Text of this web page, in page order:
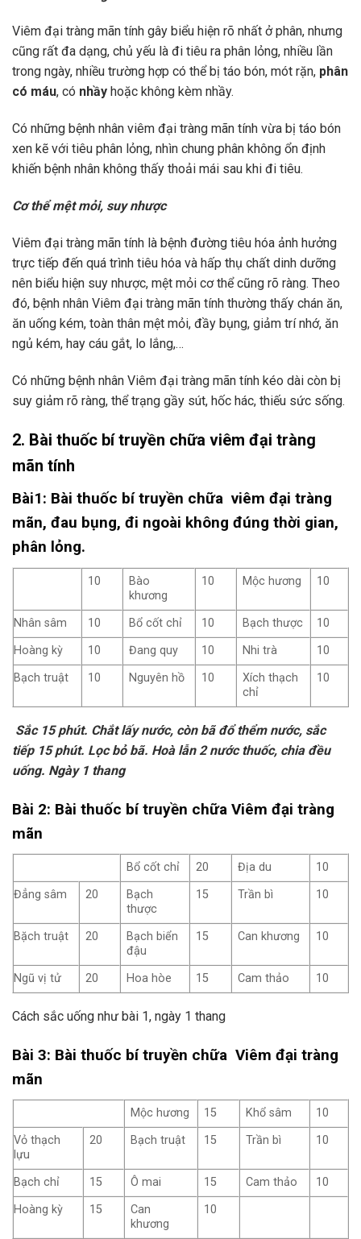
Viêm đại tràng mãn tính gây biểu hiện rõ nhất ở phân, nhưng
cũng rất đa dạng, chủ yếu là đi tiêu ra phân lỏng, nhiều lần
trong ngày, nhiều trường hợp có thể bị táo bón, mót rặn, phân
có máu, có nhầy hoặc không kèm nhầy.
Có những bệnh nhân viêm đại tràng mãn tính vừa bị táo bón
xen kẽ với tiêu phân lỏng, nhìn chung phân không ổn định
khiến bệnh nhân không thấy thoải mái sau khi đi tiêu.
Cơ thể mệt mỏi, suy nhược
Viêm đại tràng mãn tính là bệnh đường tiêu hóa ảnh hưởng
trực tiếp đến quá trình tiêu hóa và hấp thụ chất dinh dưỡng
nên biểu hiện suy nhược, mệt mỏi cơ thể cũng rõ ràng. Theo
đó, bệnh nhân Viêm đại tràng mãn tính thường thấy chán ăn,
ăn uống kém, toàn thân mệt mỏi, đầy bụng, giảm trí nhớ, ăn
ngủ kém, hay cáu gắt, lo lắng,…
Có những bệnh nhân Viêm đại tràng mãn tính kéo dài còn bị
suy giảm rõ ràng, thể trạng gầy sút, hốc hác, thiếu sức sống.
2. Bài thuốc bí truyền chữa viêm đại tràng
mãn tính
Bài1: Bài thuốc bí truyền chữa viêm đại tràng
mãn, đau bụng, đi ngoài không đúng thời gian,
phân lỏng.
10
Bào
khương
10 Mộc hương 10
Nhân sâm 10 Bổ cốt chỉ 10 Bạch thược
10
Hoàng kỳ
10 Đang quy 10 Nhi trà
10
Bạch truật
10 Nguyên hồ 10
Xích thạch
chỉ
10
Sắc 15 phút. Chắt lấy nước, còn bã đổ thểm nước, sắc
tiếp 15 phút. Lọc bỏ bã. Hoà lẫn 2 nước thuốc, chia đều
uống. Ngày 1 thang
Bài 2: Bài thuốc bí truyền chữa Viêm đại tràng
mãn
Bổ cốt chỉ 20 Địa du
10
Đẳng sâm
20
Bạch
thược
15 Trần bì 10
Bặch truật 20
Bạch biển
đậu
15 Can khương 10
Ngũ vị tử 20 Hoa hòe 15 Cam thảo 10
Cách sắc uống như bài 1, ngày 1 thang
Bài 3: Bài thuốc bí truyền chữa Viêm đại tràng
mãn
Mộc hương 15 Khổ sâm
10
Vỏ thạch
lựu
20 Bạch truật 15 Trần bì 10
Bạch chỉ 15 Ô mai 15 Cam thảo
10
Hoàng kỳ
15
Can
khương
10